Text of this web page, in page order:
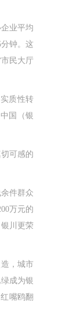
业平均
钟。这
民大厅
质性转
国（银
可感的
件群众
万元的
川更荣
，城市
成为银
嘴鸥翻